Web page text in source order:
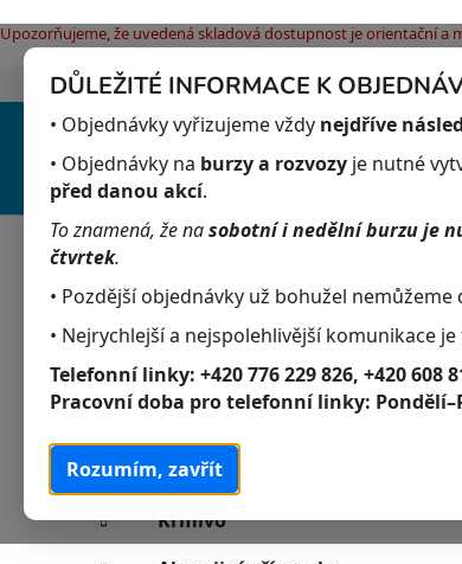
DŮLEŽITÉ INFORMACE K
• Objednávky vyřizujeme vždy nejdříve
• Objednávky na burzy a rozvozy je nutné
před danou akcí.
To znamená, že nasobotní i nedělní burzu je
čtvrtek.
• Pozdější objednávky už bohužel nemůžeme
• Nejrychlejší a nejspolehlivější komunikace
Telefonní linky: +420 776 229 826, +420 608
Pracovní doba pro telefonní linky:
Rozumím, zavřít
Upozorňujeme, že uvedená skladová dostupnost je orientační a
Přejít
obsah
Jak nakupovat Obchodní podmínky
P
o
s
t
r
a
n
kategorie
K
a
t
e
g
o
r
i
Akvaristika
Akvarijní rostliny
Krmivo